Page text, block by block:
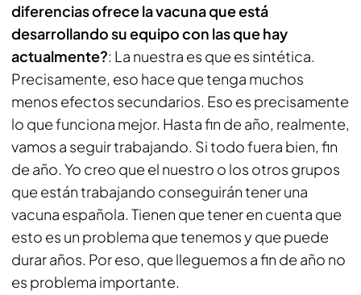
diferencias ofrece la vacuna que está
desarrollando su equipo con las que hay
actualmente?: La nuestra es que es sintética.
Precisamente, eso hace que tenga muchos
menos efectos secundarios. Eso es precisamente
lo que funciona mejor. Hasta fin de año, realmente,
vamos a seguir trabajando. Si todo fuera bien, fin
de año. Yo creo que el nuestro o los otros grupos
que están trabajando conseguirán tener una
vacuna española. Tienen que tener en cuenta que
esto es un problema que tenemos y que puede
durar años. Por eso, que lleguemos a fin de año no
es problema importante.